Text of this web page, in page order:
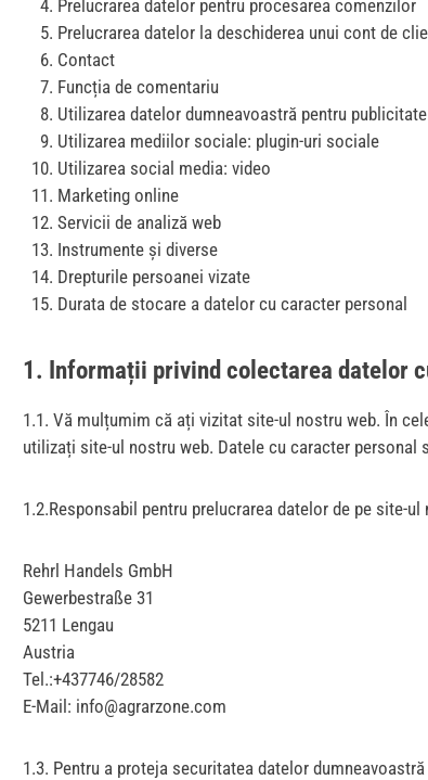
Prelucrarea datelor pentru procesarea comenzilor
Prelucrarea datelor la deschiderea unui cont de
Contact
Funcția de comentariu
Utilizarea datelor dumneavoastră pentru
Utilizarea mediilor sociale: plugin-uri sociale
Utilizarea social media: video
Marketing online
Servicii de analiză web
Instrumente și diverse
Drepturile persoanei vizate
Durata de stocare a datelor cu caracter personal
1. Informații privind colectarea datelor
1.1. Vă mulțumim că ați vizitat site-ul nostru web. În
utilizați site-ul nostru web. Datele cu caracter
1.2.Responsabil pentru prelucrarea datelor de pe site-
Rehrl Handels GmbH
Gewerbestraße 31
5211 Lengau
Austria
Tel.:+437746/28582
E-Mail: info@agrarzone.com
1.3. Pentru a proteja securitatea datelor